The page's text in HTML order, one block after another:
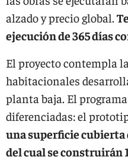
alzado y precio global.
ejecución de 365 días
El proyecto contempla
habitacionales
planta baja. El
diferenciadas: el
una superficie cubierta
del cual se construirán